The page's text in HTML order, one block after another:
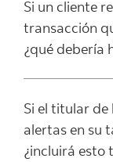
Si un cliente
transacción
¿qué debería
Si el titular
alertas en su
¿incluirá esto